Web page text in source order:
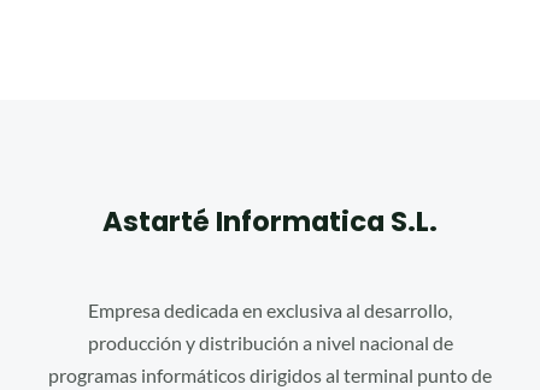
Astarté Informatica S.L.
Empresa dedicada en exclusiva al desarrollo,
producción y distribución a nivel nacional de
programas informáticos dirigidos al terminal punto de